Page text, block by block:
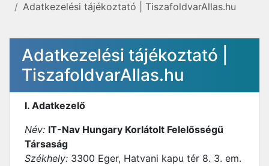
Adatkezelési tájékoztató | TiszafoldvarAllas.hu
Adatkezelési tájékoztató |
TiszafoldvarAllas.hu
I. Adatkezelő
Név: IT-Nav Hungary Korlátolt Felelősségű
Társaság
Székhely: 3300 Eger, Hatvani kapu tér 8. 3. em.